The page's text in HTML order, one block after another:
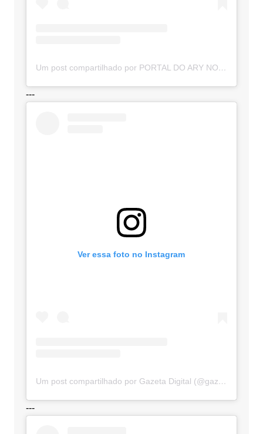
Um post compartilhado por PORTAL DO ARY NOTÍCIAS (@portaldoarynoticias)
---
Ver essa foto no Instagram
Um post compartilhado por Gazeta Digital (@gazetadigital)
---